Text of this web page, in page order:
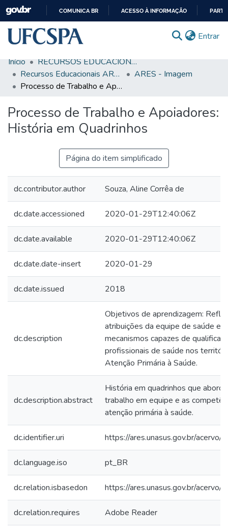
CONTEÚDO
COMUNICA BR ACESSO À INFORMAÇÃO
Entrar
Comunidades & Coleções
Busca Facetada
Estatísticas
Autoarquivamento
Sobre o RI-UFCSPA
Ajuda
Início
RECURSOS EDUCACIONAIS
Recursos Educacionais ARES/UNA-SUS
ARES - Imagem
Processo de Trabalho e Apoiadores: História em Quadrinhos
Processo de Trabalho e Apoiadores:
História em Quadrinhos
Página do item simplificado
dc.contributor.author Souza, Aline Corrêa de
dc.date.accessioned 2020-01-29T12:40:06Z
dc.date.available 2020-01-29T12:40:06Z
dc.date.date-insert 2020-01-29
dc.date.issued 2018
dc.description
Objetivos de aprendizagem:
atribuições da equipe de saúde e
mecanismos capazes de qualificar
profissionais de saúde nos
Atenção Primária à Saúde.
dc.description.abstract
História em quadrinhos que
trabalho em equipe e as
atenção primária à saúde.
dc.identifier.uri https://ares.unasus.gov.br/
dc.language.iso pt_BR
dc.relation.isbasedon https://ares.unasus.gov.br/
dc.relation.requires Adobe Reader